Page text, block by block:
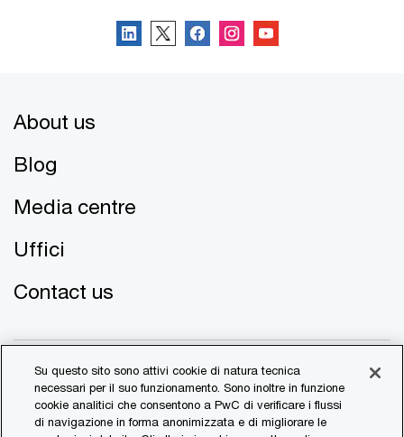
About us
Blog
Media centre
Uffici
Contact us
© 2017 - 2026 PwC. All rights reserved. PwC refers to the
Su questo sito sono attivi cookie di natura tecnica
necessari per il suo funzionamento. Sono inoltre in funzione
cookie analitici che consentono a PwC di verificare i flussi
di navigazione in forma anonimizzata e di migliorare le